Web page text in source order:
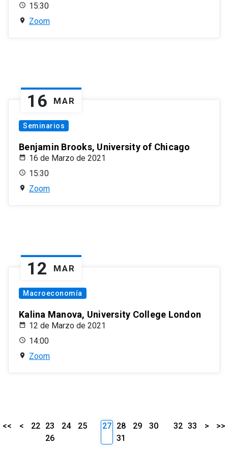
15:30
Zoom
16 MAR
Seminarios
Benjamin Brooks, University of Chicago
16 de Marzo de 2021
15:30
Zoom
12 MAR
Macroeconomía
Kalina Manova, University College London
12 de Marzo de 2021
14:00
Zoom
<< < 22 23 24
25
26
27 28 29
30
31
32 33 > >>